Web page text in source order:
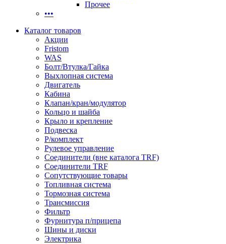
Прочее
•••
Каталог товаров
Акции
Fristom
WAS
Болт/Втулка/Гайка
Выхлопная система
Двигатель
Кабина
Клапан/кран/модулятор
Кольцо и шайба
Крыло и крепление
Подвеска
Р/комплект
Рулевое управление
Соединители (вне каталога TRF)
Соединители TRF
Сопутствующие товары
Топливная система
Тормозная система
Трансмиссия
Фильтр
Фурнитура п/прицепа
Шины и диски
Электрика